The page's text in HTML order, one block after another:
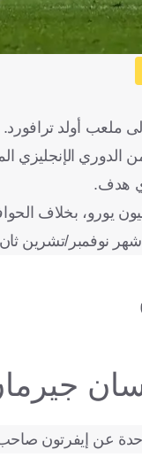
ملعب أولد ترافورد.
نوفمبر/تشرين